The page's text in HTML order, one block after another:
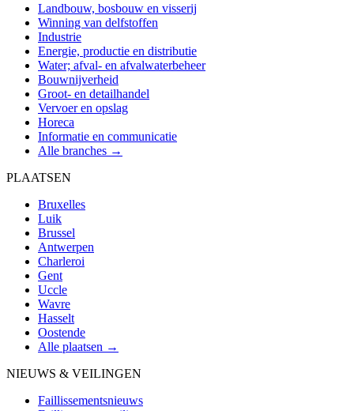
Landbouw, bosbouw en visserij
Winning van delfstoffen
Industrie
Energie, productie en distributie
Water; afval- en afvalwaterbeheer
Bouwnijverheid
Groot- en detailhandel
Vervoer en opslag
Horeca
Informatie en communicatie
Alle branches →
PLAATSEN
Bruxelles
Luik
Brussel
Antwerpen
Charleroi
Gent
Uccle
Wavre
Hasselt
Oostende
Alle plaatsen →
NIEUWS & VEILINGEN
Faillissementsnieuws